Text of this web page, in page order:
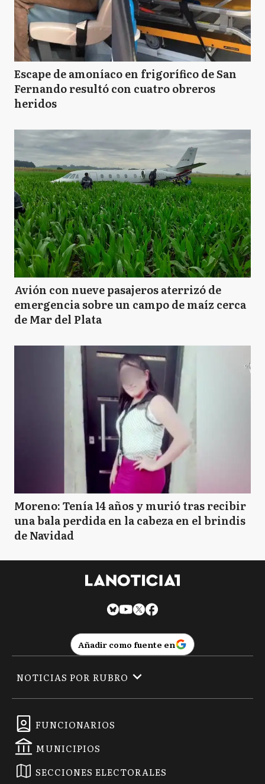
Escape de amoníaco en frigorífico de San
Fernando resultó con cuatro obreros
heridos
Avión con nueve pasajeros aterrizó de
emergencia sobre un campo de maíz cerca
de Mar del Plata
Moreno: Tenía 14 años y murió tras recibir
una bala perdida en la cabeza en el brindis
de Navidad
Añadir como fuente en
FUNCIONARIOS
MUNICIPIOS
SECCIONES ELECTORALES
NOTICIAS POR RUBRO